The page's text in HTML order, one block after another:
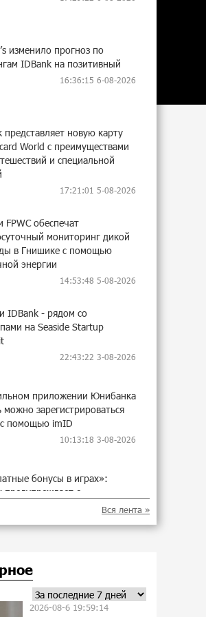
изменило прогноз по
IDBank на позитивный
16:36:15 6-08-2026
представляет новую карту
World с преимуществами
и специальной
17:21:01 5-08-2026
FPWC обеспечат
мониторинг дикой
в Гнишике с помощью
энергии
14:53:48 5-08-2026
IDBank - рядом со
на Seaside Startup
22:43:22 3-08-2026
приложении Юнибанка
можно зарегистрироваться
помощью imID
10:13:18 3-08-2026
бонусы в играх»:
предупреждает о
Когда-нибудь это
и рядовой армянин, но
поздно
Вся лента »
2026-08-6 19:59:14